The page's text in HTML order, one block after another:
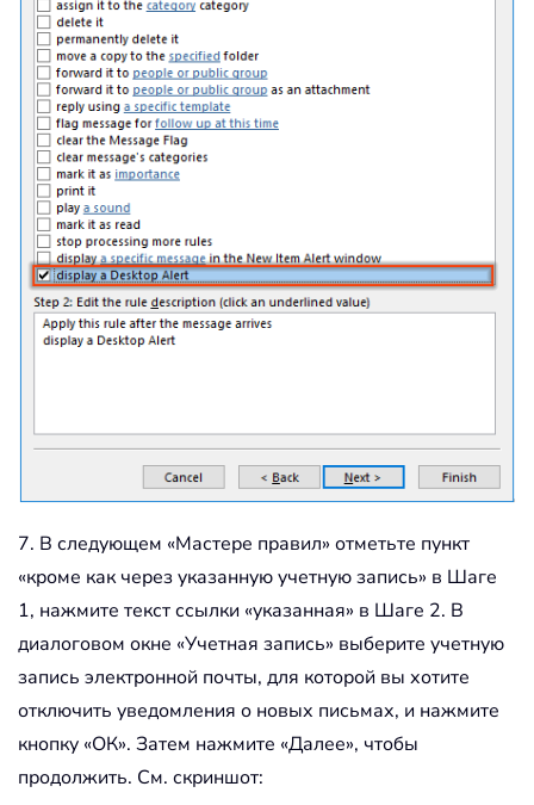
7. В следующем «Мастере правил» отметьте пункт
«кроме как через указанную учетную запись» в Шаге
1, нажмите текст ссылки «указанная» в Шаге 2. В
диалоговом окне «Учетная запись» выберите учетную
запись электронной почты, для которой вы хотите
отключить уведомления о новых письмах, и нажмите
кнопку «ОК». Затем нажмите «Далее», чтобы
продолжить. См. скриншот: